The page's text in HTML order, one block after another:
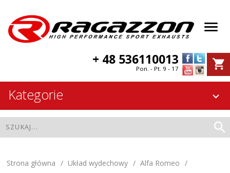
+ 48 536110013
Pon. - Pt. 9 - 17
Kategorie
Strona główna Układ wydechowy
Alfa Romeo